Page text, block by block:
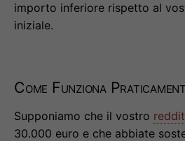
importo inferiore rispetto al
iniziale.
Come Funziona
Supponiamo che il vostro
30.000 euro e che abbiate